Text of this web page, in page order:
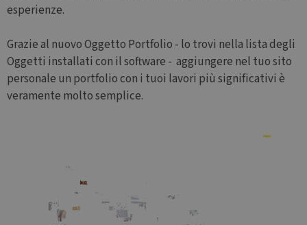
esperienze.
Grazie al nuovo Oggetto Portfolio - lo trovi nella lista degli
Oggetti installati con il software - aggiungere nel tuo sito
personale un portfolio con i tuoi lavori più significativi è
veramente molto semplice.